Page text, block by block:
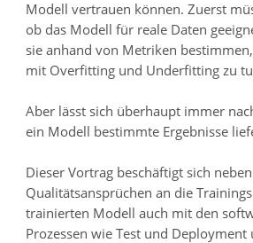
Modell vertrauen können. Zuerst
ob das Modell für reale Daten
sie anhand von Metriken
mit Overfitting und Underfitting zu
Aber lässt sich überhaupt immer
ein Modell bestimmte Ergebnisse
Dieser Vortrag beschäftigt sich
Qualitätsansprüchen an die
trainierten Modell auch mit den
Prozessen wie Test und